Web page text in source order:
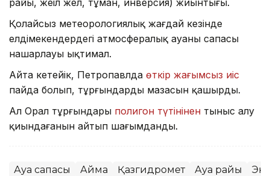
Қолайсыз метеорологиялық жағдай кезінде
елдімекендердегі атмосфералық ауаның сапасы
нашарлауы ықтимал.
Айта кетейік, Петропавлда өткір жағымсыз иіс
пайда болып, тұрғындардың мазасын қашырды.
Ал Орал тұрғындары полигон түтінінен тыныс алу
қиындағанын айтып шағымданды.
Ауа сапасы Аймақ Қазгидромет Ауа райы